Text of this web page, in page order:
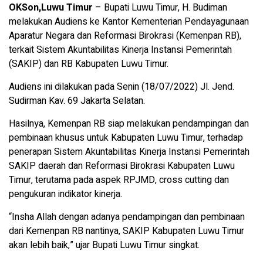
OKSon,Luwu Timur – Bupati Luwu Timur, H. Budiman
melakukan Audiens ke Kantor Kementerian Pendayagunaan
Aparatur Negara dan Reformasi Birokrasi (Kemenpan RB),
terkait Sistem Akuntabilitas Kinerja Instansi Pemerintah
(SAKIP) dan RB Kabupaten Luwu Timur.
Audiens ini dilakukan pada Senin (18/07/2022) Jl. Jend.
Sudirman Kav. 69 Jakarta Selatan.
Hasilnya, Kemenpan RB siap melakukan pendampingan dan
pembinaan khusus untuk Kabupaten Luwu Timur, terhadap
penerapan Sistem Akuntabilitas Kinerja Instansi Pemerintah
SAKIP daerah dan Reformasi Birokrasi Kabupaten Luwu
Timur, terutama pada aspek RPJMD, cross cutting dan
pengukuran indikator kinerja.
“Insha Allah dengan adanya pendampingan dan pembinaan
dari Kemenpan RB nantinya, SAKIP Kabupaten Luwu Timur
akan lebih baik,” ujar Bupati Luwu Timur singkat.